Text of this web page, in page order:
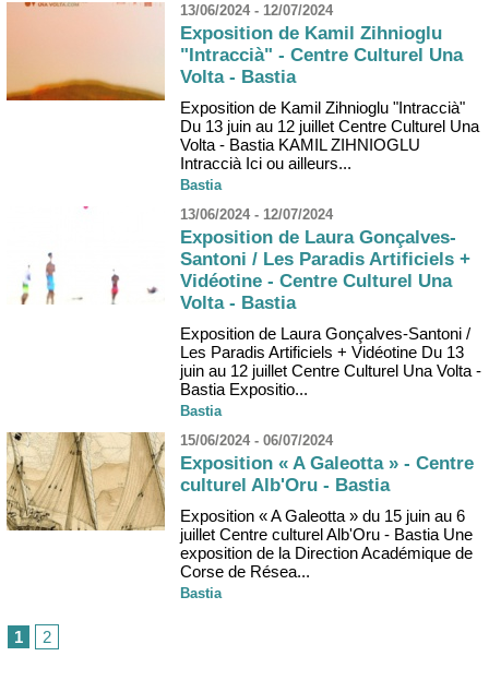
13/06/2024 - 12/07/2024
Exposition de Kamil Zihnioglu
"Intraccià" - Centre Culturel Una
Volta - Bastia
Exposition de Kamil Zihnioglu "Intraccià"
Du 13 juin au 12 juillet Centre Culturel Una
Volta - Bastia KAMIL ZIHNIOGLU
Intraccià Ici ou ailleurs...
Bastia
13/06/2024 - 12/07/2024
Exposition de Laura Gonçalves-
Santoni / Les Paradis Artificiels +
Vidéotine - Centre Culturel Una
Volta - Bastia
Exposition de Laura Gonçalves-Santoni /
Les Paradis Artificiels + Vidéotine Du 13
juin au 12 juillet Centre Culturel Una Volta -
Bastia Expositio...
Bastia
15/06/2024 - 06/07/2024
Exposition « A Galeotta » - Centre
culturel Alb'Oru - Bastia
Exposition « A Galeotta » du 15 juin au 6
juillet Centre culturel Alb'Oru - Bastia Une
exposition de la Direction Académique de
Corse de Résea...
Bastia
1 2